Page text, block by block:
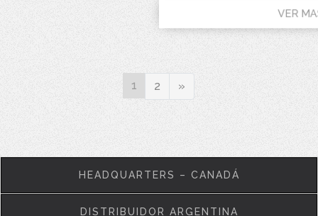
VER
1 2 »
HEADQUARTERS – CANADÁ
DISTRIBUIDOR ARGENTINA